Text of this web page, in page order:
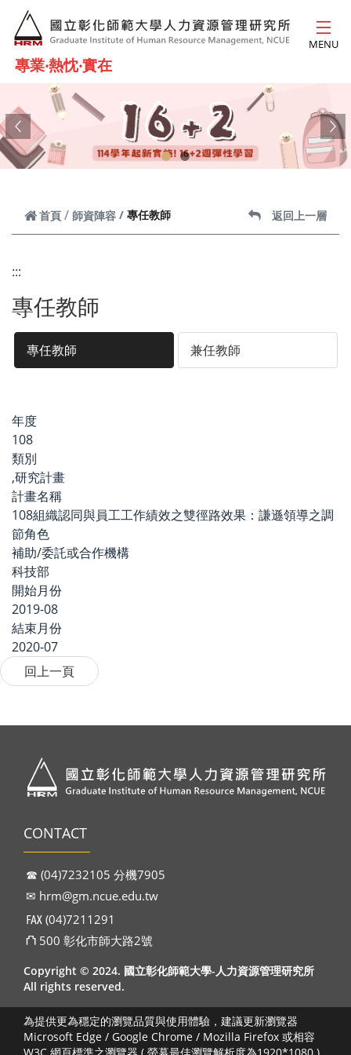
跳到主要內容
專業‧熱忱‧實在
MENU
Previous
首頁 師資陣容 專任教師 返回上一層
:::
專任教師
專任教師 兼任教師
年度
108
類別
,研究計畫
計畫名稱
108組織認同與員工工作績效之雙徑路效果：謙遜領導之調
節角色
補助/委託或合作機構
科技部
開始月份
2019-08
結束月份
2020-07
CONTACT
☎︎ (04)7232105 分機7905
✉︎ hrm@gm.ncue.edu.tw
℻ (04)7211291
⛫ 500 彰化市師大路2號
Copyright © 2024. 國立彰化師範大學-人力資源管理研究所
All rights reserved.
為提供更為穩定的瀏覽品質與使用體驗，建議更新瀏覽器
Microsoft Edge / Google Chrome / Mozilla Firefox 或相容
W3C 網頁標準之瀏覽器 ( 螢幕最佳瀏覽解析度為1920*1080 )